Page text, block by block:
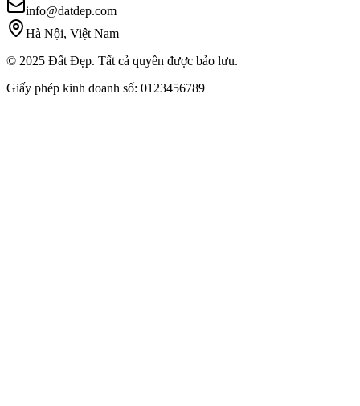
info@datdep.com
Hà Nội, Việt Nam
© 2025 Đất Đẹp. Tất cả quyền được bảo lưu.
Giấy phép kinh doanh số: 0123456789